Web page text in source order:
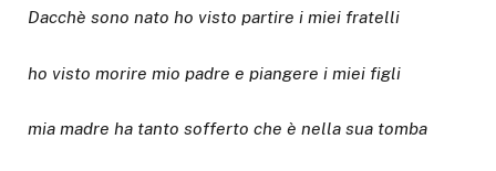
Dacchè sono nato ho visto partire i miei fratelli
ho visto morire mio padre e piangere i miei figli
mia madre ha tanto sofferto che è nella sua tomba